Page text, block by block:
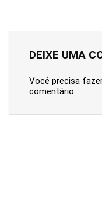
DEIXE UMA
Você precisa
comentário.